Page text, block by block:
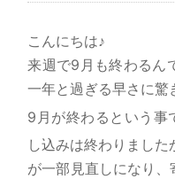
こんにちは♪
来週で9月も終わるん
一年と過ぎる早さに驚
9月が終わるという事
し込みは終わりまし
が一部見直しになり